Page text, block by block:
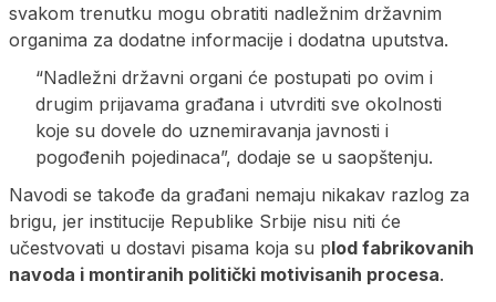
svakom trenutku mogu obratiti nadležnim državnim
organima za dodatne informacije i dodatna uputstva.
“Nadležni državni organi će postupati po ovim i
drugim prijavama građana i utvrditi sve okolnosti
koje su dovele do uznemiravanja javnosti i
pogođenih pojedinaca”, dodaje se u saopštenju.
Navodi se takođe da građani nemaju nikakav razlog za
brigu, jer institucije Republike Srbije nisu niti će
učestvovati u dostavi pisama koja su plod fabrikovanih
navoda i montiranih politički motivisanih procesa.